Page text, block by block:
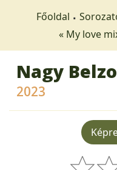
Főoldal
« My love
Nagy
2023